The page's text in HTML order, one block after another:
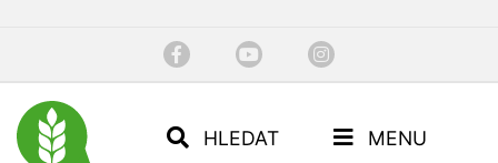
HLEDAT MENU